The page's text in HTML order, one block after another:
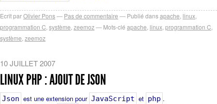
Ecrit parOlivier Pons Pas de commentaire Publié dansapache linux
programmation C système zeemoz Mots-clé apache linux programmation C
système zeemoz
10 JUILLET 2007
LINUX PHP : AJOUT DE JSON
Json est une extension pour JavaScript et php .